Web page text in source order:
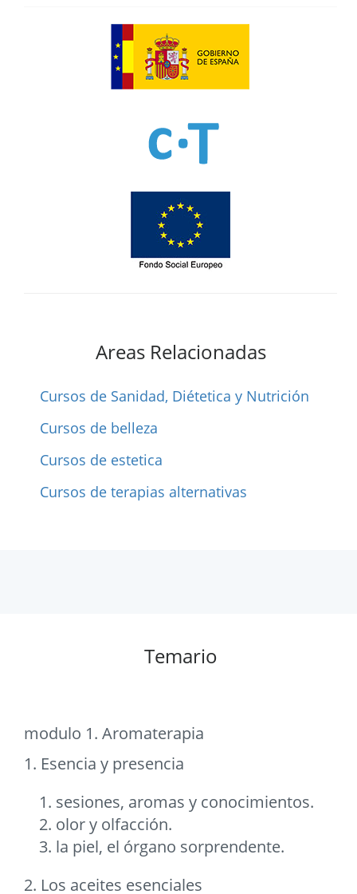
Areas Relacionadas
Cursos de Sanidad, Diétetica y Nutrición
Cursos de belleza
Cursos de estetica
Cursos de terapias alternativas
Temario
modulo 1. Aromaterapia
1. Esencia y presencia
sesiones, aromas y conocimientos.
olor y olfacción.
la piel, el órgano sorprendente.
2. Los aceites esenciales